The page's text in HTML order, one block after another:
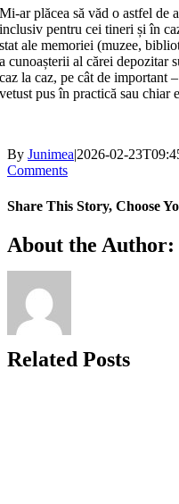
Mi-ar plăcea să văd o astfel de
inclusiv pentru cei tineri și în
stat ale memoriei (muzee,
a cunoașterii al cărei depozitar
caz la caz, pe cât de important
vetust pus în practică sau chiar
By Junimea|2026-02-
Comments
Share This Story, Choose
Facebook
X
Bluesky
Reddit
LinkedIn
WhatsApp
Telegram
Tumblr
Xing
Email
Copy
Link
About the Author:
Related Posts